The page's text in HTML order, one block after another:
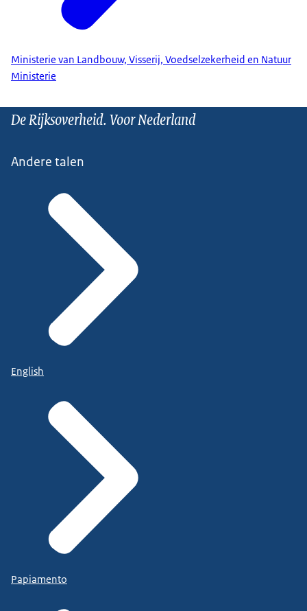
Ministerie van Landbouw, Visserij, Voedselzekerheid en Natuur
Ministerie
De Rijksoverheid. Voor Nederland
Andere talen
English
Papiamento